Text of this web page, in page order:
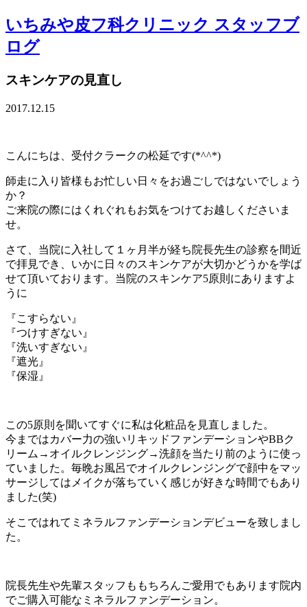
いちみや皮フ科クリニック スタッフブ
ログ
スキンケアの見直し
2017.12.15
こんにちは、受付クラークの松延です(*^^*)
師走に入り皆様もお忙しい日々をお過ごしではないでしょう
か？
ご来院の際にはくれぐれもお気をつけてお越しくださいま
せ。
さて、当院に入社して１ヶ月半が経ち院長先生の診察を間近
で拝見でき、いかに日々のスキンケアが大切かどうかを学ば
せて頂いております。当院のスキンケア5原則にありますよ
うに
『こすらない』
『つけすぎない』
『洗いすぎない』
『遮光』
『保湿』
この5原則を聞いてすぐに私は化粧品を見直しました。
今まではカバー力の強いリキッドファンデーションやBBク
リーム→オイルクレンジング→洗顔を当たり前のように使っ
ていました。毎晩お風呂でオイルクレンジングで顔中をマッ
サージしてはメイクが落ちていく感じが好きな時間でもあり
ました(笑)
そこではれてミネラルファンデーションデビューを致しまし
た。
院長先生や先輩スタッフももちろんご愛用でもあります院内
でご購入可能なミネラルファンデーション。